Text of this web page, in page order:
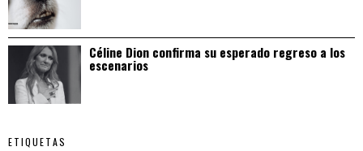
Céline Dion confirma su esperado regreso a los
escenarios
ETIQUETAS